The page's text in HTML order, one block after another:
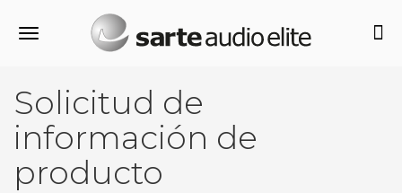
Alternar navegación
Solicitud de
información de
producto